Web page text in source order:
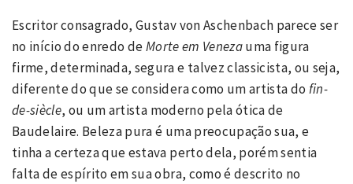
Escritor consagrado, Gustav von Aschenbach parece ser
no início do enredo deMorte em Venezauma figura
firme, determinada, segura e talvez classicista, ou seja,
diferente do que se considera como um artista do fin-
de-siècle, ou um artista moderno pela ótica de
Baudelaire. Beleza pura é uma preocupação sua, e
tinha a certeza que estava perto dela, porém sentia
falta de espírito em sua obra, como é descrito no